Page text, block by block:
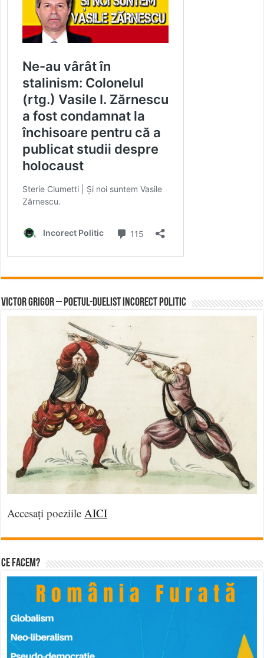
Victor Grigor – Poetul-Duelist Incorect Politic
Accesați poeziile AICI
Ce facem?